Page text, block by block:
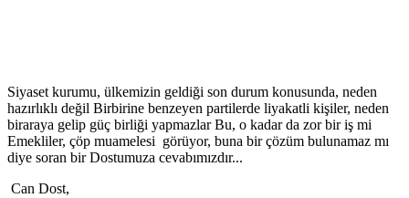
Siyaset kurumu, ülkemizin geldiği son durum konusunda, neden
hazırlıklı değil Birbirine benzeyen partilerde liyakatli kişiler, neden
biraraya gelip güç birliği yapmazlar Bu, o kadar da zor bir iş mi
Emekliler, çöp muamelesi görüyor, buna bir çözüm bulunamaz mı
diye soran bir Dostumuza cevabımızdır...
Can Dost,